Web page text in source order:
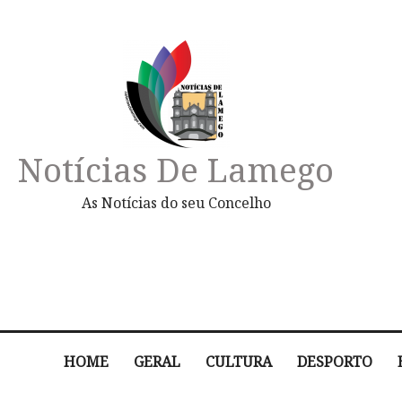
Notícias De Lamego
As Notícias do seu Concelho
HOME GERAL CULTURA DESPORTO